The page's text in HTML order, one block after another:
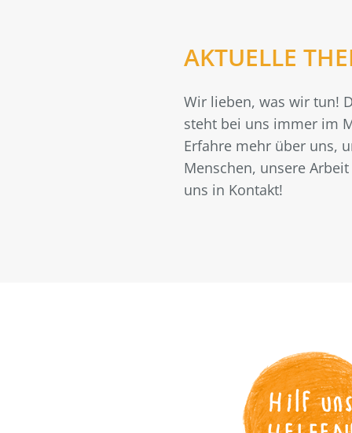
AKTUELLE
Wir lieben, was wir tun!
steht bei uns immer im
Erfahre mehr über uns,
Menschen, unsere
uns in Kontakt!
Hilf